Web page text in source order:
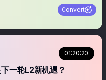
Convert
01:20:20
一轮L2新机遇？